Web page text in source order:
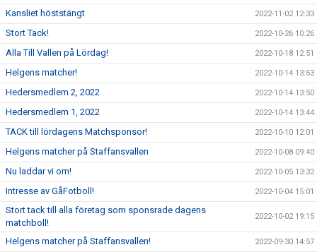
Kansliet höststängt 2022-11-02 12:33
Stort Tack! 2022-10-26 10:26
Alla Till Vallen på Lördag! 2022-10-18 12:51
Helgens matcher! 2022-10-14 13:53
Hedersmedlem 2, 2022 2022-10-14 13:50
Hedersmedlem 1, 2022 2022-10-14 13:44
TACK till lördagens Matchsponsor! 2022-10-10 12:01
Helgens matcher på Staffansvallen 2022-10-08 09:40
Nu laddar vi om! 2022-10-05 13:32
Intresse av GåFotboll! 2022-10-04 15:01
Stort tack till alla företag som sponsrade dagens
matchboll!
2022-10-02 19:15
Helgens matcher på Staffansvallen! 2022-09-30 14:57